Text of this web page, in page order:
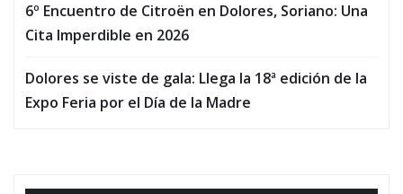
6º Encuentro de Citroën en Dolores, Soriano: Una
Cita Imperdible en 2026
Dolores se viste de gala: Llega la 18ª edición de la
Expo Feria por el Día de la Madre